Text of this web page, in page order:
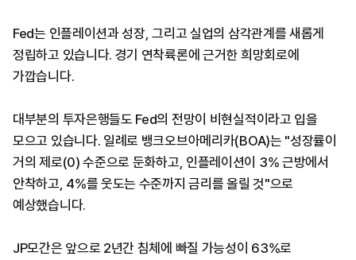
Fed는 인플레이션과 성장, 그리고 실업의 삼각관계를 새롭게
정립하고 있습니다. 경기 연착륙론에 근거한 희망회로에
가깝습니다.
대부분의 투자은행들도 Fed의 전망이 비현실적이라고 입을
모으고 있습니다. 일례로 뱅크오브아메리카(BOA)는 "성장률이
거의 제로(0) 수준으로 둔화하고, 인플레이션이 3% 근방에서
안착하고, 4%를 웃도는 수준까지 금리를 올릴 것"으로
예상했습니다.
JP모간은 앞으로 2년간 침체에 빠질 가능성이 63%로